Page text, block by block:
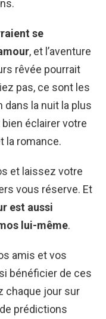
se
, et l’aventure
rêvée pourrait
pas, ce sont les
la nuit la plus
éclairer votre
la romance.
et laissez votre
vous réserve. Et
est aussi
lui-même.
amis et vos
bénéficier de ces
chaque jour sur
prédictions